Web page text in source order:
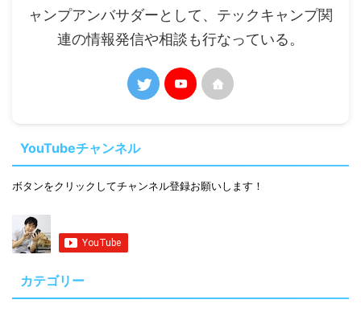
ャンプアンバサダーとして、テックキャンプ関
連の情報発信や相談も行なっている。
YouTubeチャンネル
ボタンをクリックしてチャンネル登録お願いします！
カテゴリー